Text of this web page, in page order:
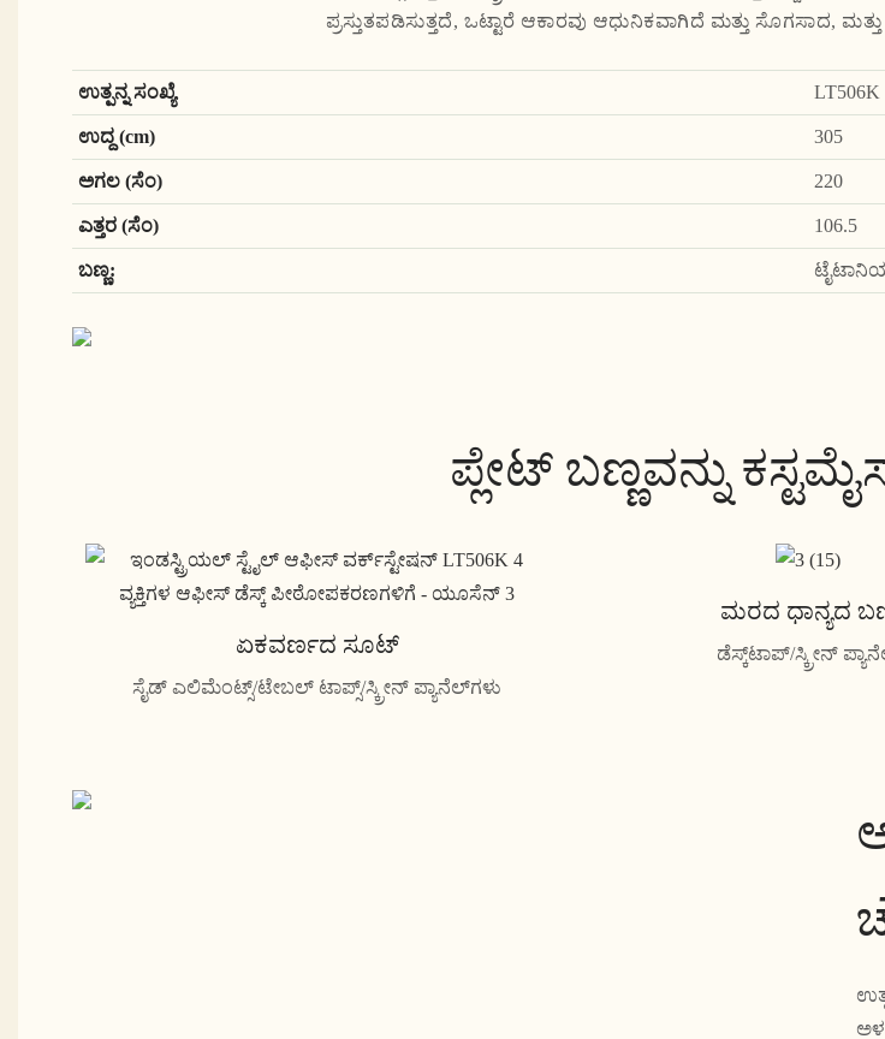
ಪ್ರಸ್ತುತಪಡಿಸುತ್ತದೆ, ಒಟ್ಟಾರೆ ಆಕಾರವು ಆಧುನಿಕವಾಗಿದೆ ಮತ್ತು ಸೊಗಸಾದ,
ಉತ್ಪನ್ನ ಸಂಖ್ಯೆ
LT506K
ಉದ್ದ (cm)
305
ಅಗಲ (ಸೆಂ)
220
ಎತ್ತರ (ಸೆಂ)
106.5
ಬಣ್ಣ:
ಪ್ಲೇಟ್ ಬಣ್ಣವನ್ನು
ಏಕವರ್ಣದ ಸೂಟ್
ಸೈಡ್ ಎಲಿಮೆಂಟ್ಸ್/ಟೇಬಲ್ ಟಾಪ್ಸ್/ಸ್ಕ್ರೀನ್ ಪ್ಯಾನೆಲ್‌ಗಳು
ಮರದ ಧಾನ್ಯದ
ಡೆಸ್ಕ್‌ಟಾಪ್/ಸ್ಕ್ರೀನ್